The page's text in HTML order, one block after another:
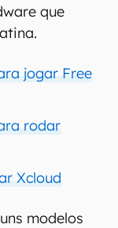
que
jogar Free
rodar
Xcloud
modelos